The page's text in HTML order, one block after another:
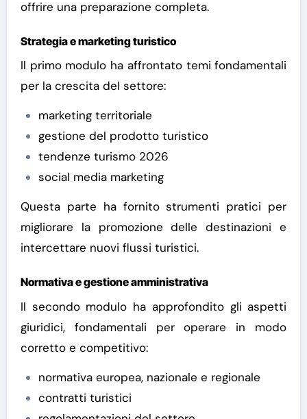
offrire una preparazione completa.
Strategia e marketing turistico
Il primo modulo ha affrontato temi fondamentali
per la crescita del settore:
marketing territoriale
gestione del prodotto turistico
tendenze turismo 2026
social media marketing
Questa parte ha fornito strumenti pratici per
migliorare la promozione delle destinazioni e
intercettare nuovi flussi turistici.
Normativa e gestione amministrativa
Il secondo modulo ha approfondito gli aspetti
giuridici, fondamentali per operare in modo
corretto e competitivo:
normativa europea, nazionale e regionale
contratti turistici